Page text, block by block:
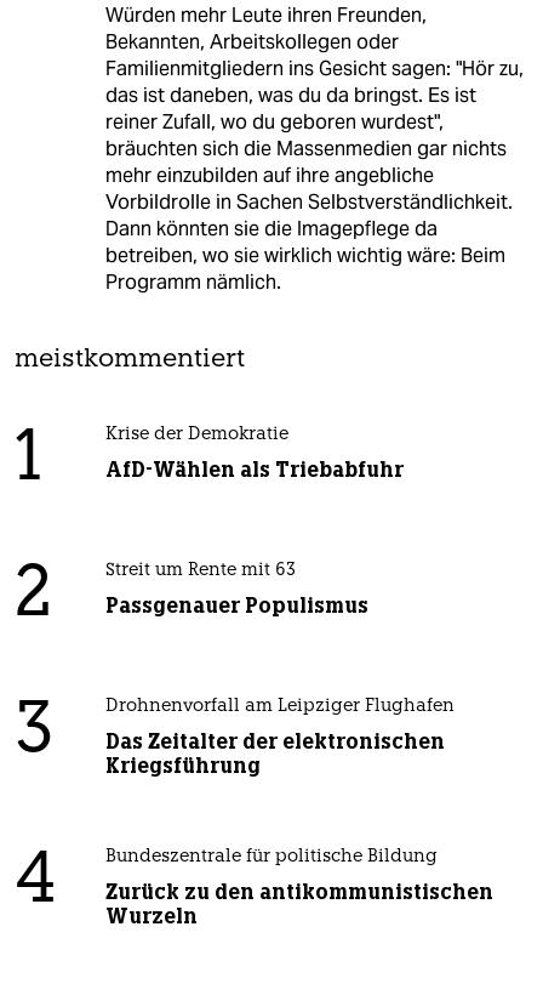
Würden mehr Leute ihren Freunden,
Bekannten, Arbeitskollegen oder
Familienmitgliedern ins Gesicht sagen: "Hör zu,
das ist daneben, was du da bringst. Es ist
reiner Zufall, wo du geboren wurdest",
bräuchten sich die Massenmedien gar nichts
mehr einzubilden auf ihre angebliche
Vorbildrolle in Sachen Selbstverständlichkeit.
Dann könnten sie die Imagepflege da
betreiben, wo sie wirklich wichtig wäre: Beim
Programm nämlich.
meistkommentiert
1 Krise der Demokratie
AfD-Wählen als Triebabfuhr
2 Streit um Rente mit 63
Passgenauer Populismus
3 Drohnenvorfall am Leipziger Flughafen
Das Zeitalter der elektronischen
Kriegsführung
4 Bundeszentrale für politische Bildung
Zurück zu den antikommunistischen
Wurzeln